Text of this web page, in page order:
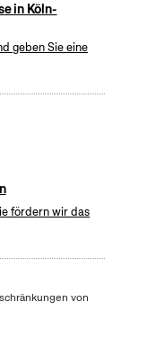
in Köln-
geben Sie eine
fördern wir das
von